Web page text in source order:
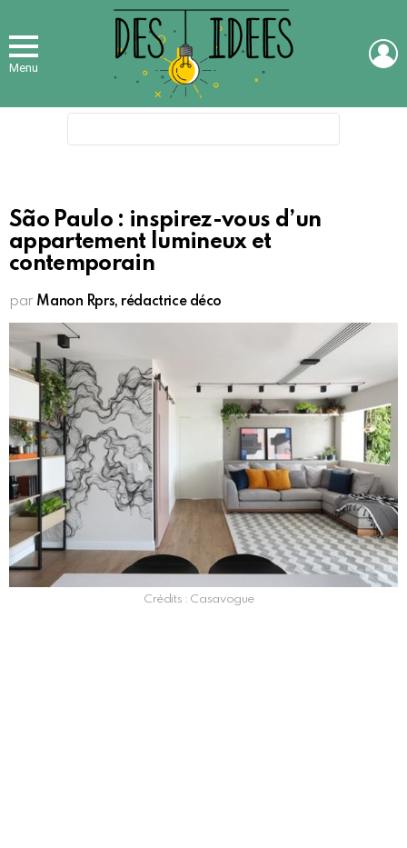
Menu
São Paulo : inspirez-vous d’un
appartement lumineux et
contemporain
par Manon Rprs, rédactrice déco
Crédits : Casavogue